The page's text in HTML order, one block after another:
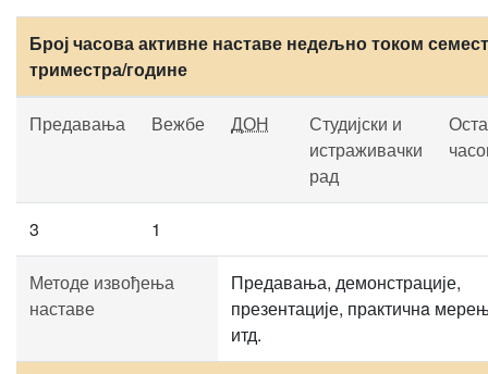
Број часова активне наставе недељно током
триместра/године
Предавања Вежбе ДОН
Студијски и
истраживачки
рад
3 1
Методе извођења
наставе
Предавања, демонстрације,
презентације, практичнa
итд.